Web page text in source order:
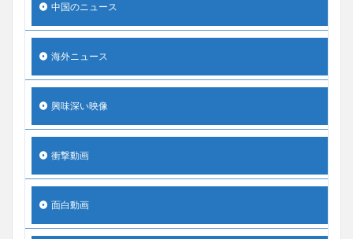
中国のニュース
海外ニュース
興味深い映像
衝撃動画
面白動画